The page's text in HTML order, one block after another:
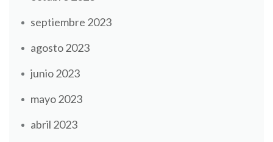
septiembre 2023
agosto 2023
junio 2023
mayo 2023
abril 2023